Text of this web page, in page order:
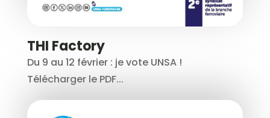
THI Factory
Du 9 au 12 février : je vote UNSA !
Télécharger le PDF...